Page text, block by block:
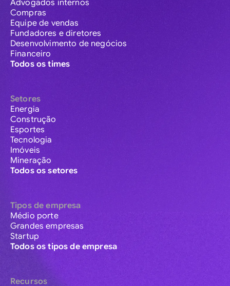
Advogados internos
Compras
Equipe de vendas
Fundadores e diretores
Desenvolvimento de negócios
Financeiro
Todos os times
Setores
Energia
Construção
Esportes
Tecnologia
Imóveis
Mineração
Todos os setores
Tipos de empresa
Médio porte
Grandes empresas
Startup
Todos os tipos de empresa
Recursos